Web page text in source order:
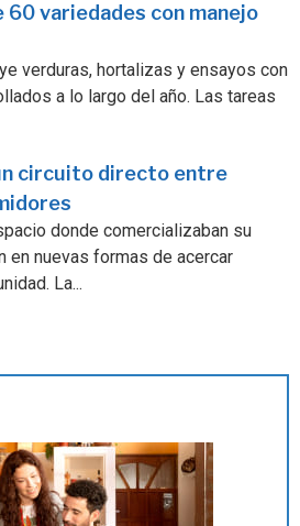
60 variedades con manejo
verduras, hortalizas y ensayos con
a lo largo del año. Las tareas
circuito directo entre
donde comercializaban su
en nuevas formas de acercar
La...